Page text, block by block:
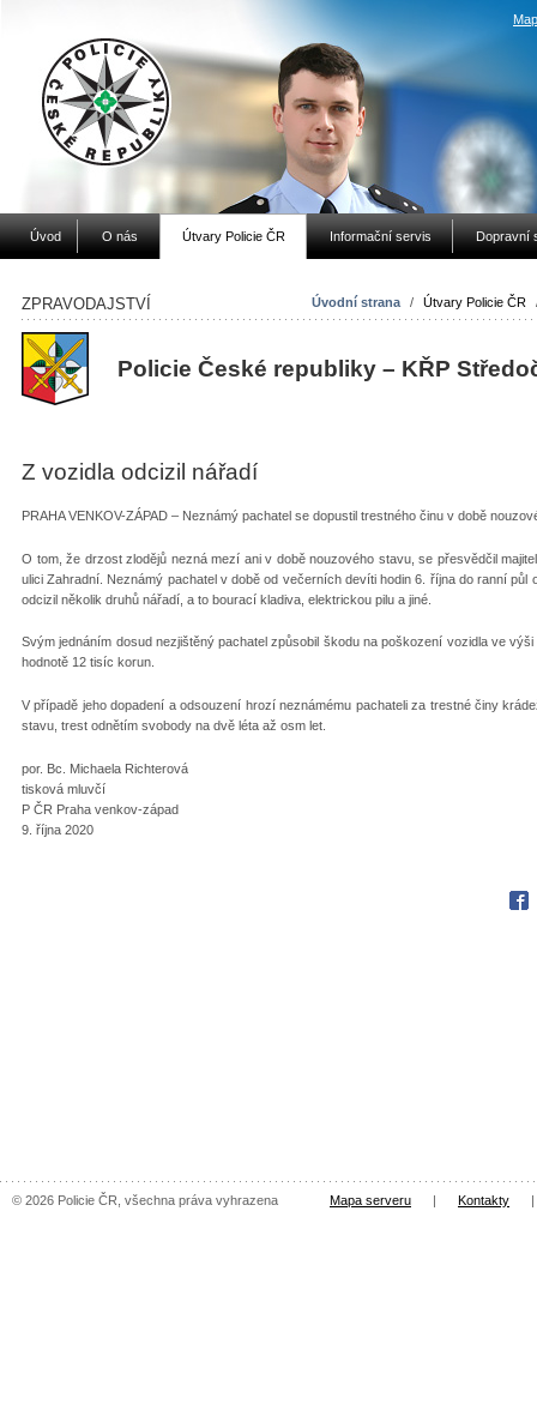
Úvod O nás Útvary Policie ČR Informační servis Dopravní
Úvodní strana / Útvary Policie ČR
ZPRAVODAJSTVÍ
Policie České republiky – KŘP
Z vozidla odcizil nářadí
PRAHA VENKOV-ZÁPAD – Neznámý pachatel se dopustil trestného činu v době
O tom, že drzost zlodějů nezná mezí ani v době nouzového stavu, se přesvědčil
ulici Zahradní. Neznámý pachatel v době od večerních devíti hodin 6. října do ranní
odcizil několik druhů nářadí, a to bourací kladiva, elektrickou pilu a jiné.
Svým jednáním dosud nezjištěný pachatel způsobil škodu na poškození vozidla ve
hodnotě 12 tisíc korun.
V případě jeho dopadení a odsouzení hrozí neznámému pachateli za trestné činy
stavu, trest odnětím svobody na dvě léta až osm let.
por. Bc. Michaela Richterová
tisková mluvčí
P ČR Praha venkov-západ
9. října 2020
© 2026 Policie ČR, všechna práva vyhrazena Mapa serveru | Kontakty |